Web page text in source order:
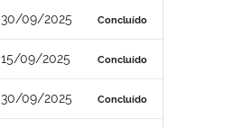
30/09/2025 Concluído
15/09/2025 Concluído
30/09/2025 Concluído